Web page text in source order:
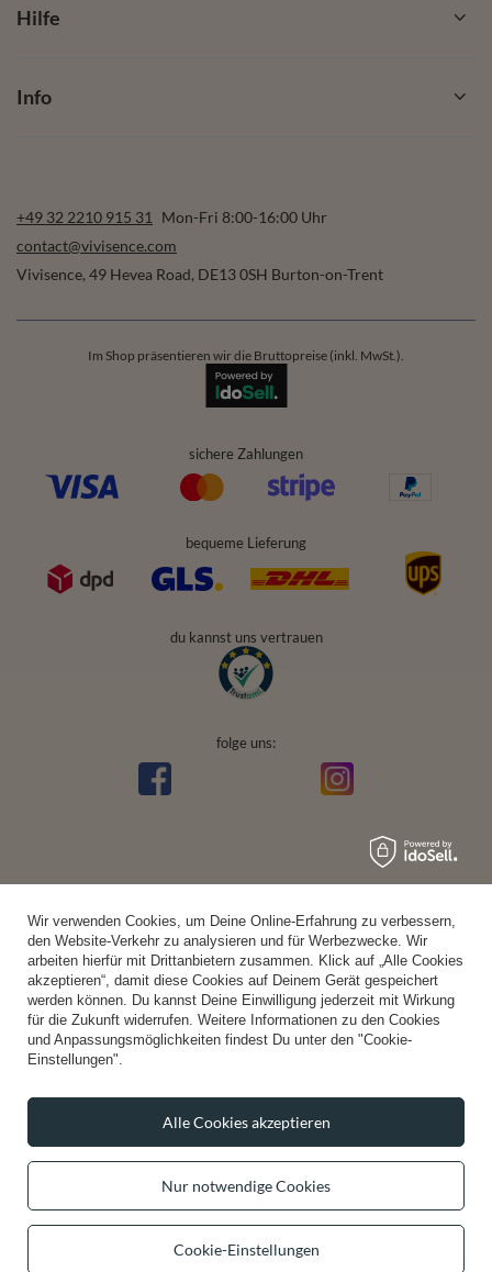
Hilfe
Info
+49 32 2210 915 31
Mon-Fri 8:00-16:00 Uhr
contact@vivisence.com
Vivisence, 49 Hevea Road, DE13 0SH Burton-on-Trent
Im Shop präsentieren wir die Bruttopreise (inkl. MwSt.).
sichere Zahlungen
bequeme Lieferung
du kannst uns vertrauen
folge uns:
Wir verwenden Cookies, um Deine Online-Erfahrung zu verbessern,
den Website-Verkehr zu analysieren und für Werbezwecke. Wir
arbeiten hierfür mit Drittanbietern zusammen. Klick auf „Alle Cookies
akzeptieren“, damit diese Cookies auf Deinem Gerät gespeichert
werden können. Du kannst Deine Einwilligung jederzeit mit Wirkung
für die Zukunft widerrufen. Weitere Informationen zu den Cookies
und Anpassungsmöglichkeiten findest Du unter den "Cookie-
Einstellungen".
Nur notwendige Cookies
Cookie-Einstellungen
Alle Cookies akzeptieren